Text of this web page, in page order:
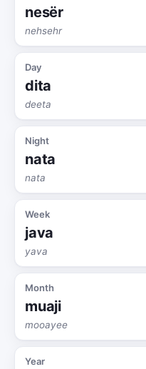
nesër
nehsehr
Day
dita
deeta
Night
nata
nata
Week
java
yava
Month
muaji
mooayee
Year